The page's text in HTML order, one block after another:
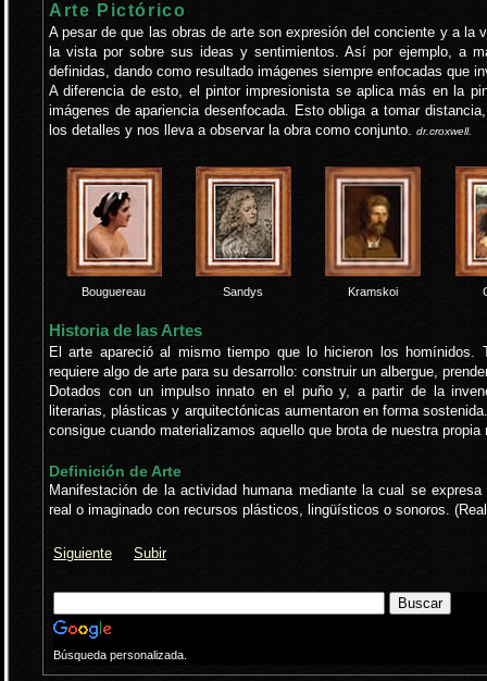
Arte Pictórico
A pesar de que las obras de arte son expresión del conciente y a
la vista por sobre sus ideas y sentimientos. Así por ejemplo, a
definidas, dando como resultado imágenes siempre enfocadas que
A diferencia de esto, el pintor impresionista se aplica más en la
imágenes de apariencia desenfocada. Esto obliga a tomar
los detalles y nos lleva a observar la obra como conjunto. dr.croxwell.
Bouguereau Sandys Kramskoi
Historia de las Artes
El arte apareció al mismo tiempo que lo hicieron los homínidos.
requiere algo de arte para su desarrollo: construir un albergue,
Dotados con un impulso innato en el puño y, a partir de la
literarias, plásticas y arquitectónicas aumentaron en forma
consigue cuando materializamos aquello que brota de nuestra propia
Definición de Arte
Manifestación de la actividad humana mediante la cual se
real o imaginado con recursos plásticos, lingüísticos o sonoros.
Siguiente Subir
Búsqueda personalizada.